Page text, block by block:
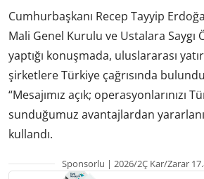
Cumhurbaşkanı Recep Tayyip
Mali Genel Kurulu ve Ustalara Saygı
yaptığı konuşmada, uluslararası
şirketlere Türkiye çağrısında
“Mesajımız açık; operasyonlarınızı
sunduğumuz avantajlardan
kullandı.
Sponsorlu | 2026/2Ç Kar/Zarar